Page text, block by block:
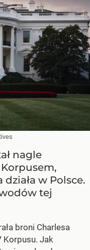
nagle
w Polsce.
tej
broni Charlesa
Korpusu. Jak